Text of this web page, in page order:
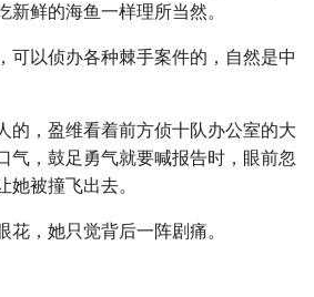
鲜的海鱼一样理所当然。
可以侦办各种棘手案件的，自然是中
的，盈维看着前方侦十队办公室的大
气，鼓足勇气就要喊报告时，眼前忽
被撞飞出去。
，她只觉背后一阵剧痛。